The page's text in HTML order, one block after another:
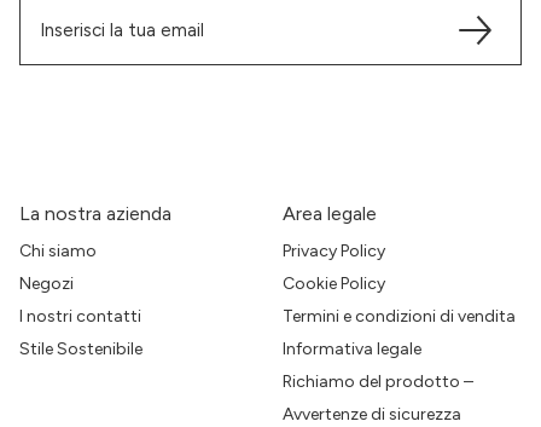
La nostra azienda
Chi siamo
Negozi
I nostri contatti
Stile Sostenibile
Area legale
Privacy Policy
Cookie Policy
Termini e condizioni di vendita
Informativa legale
Richiamo del prodotto –
Avvertenze di sicurezza